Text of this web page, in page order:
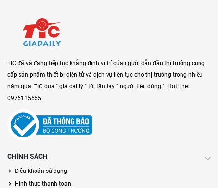
TIC đã và đang tiếp tục khẳng định vị trí của người dẫn đầu thị trường cung
cấp sản phẩm thiết bị điện tử và dịch vụ liên tục cho thị trường trong nhiều
năm qua. TIC đưa " giá đại lý " tới tận tay " người tiêu dùng ". HotLine:
0976115555
CHÍNH SÁCH
Điều khoản sử dụng
Hình thức thanh toán